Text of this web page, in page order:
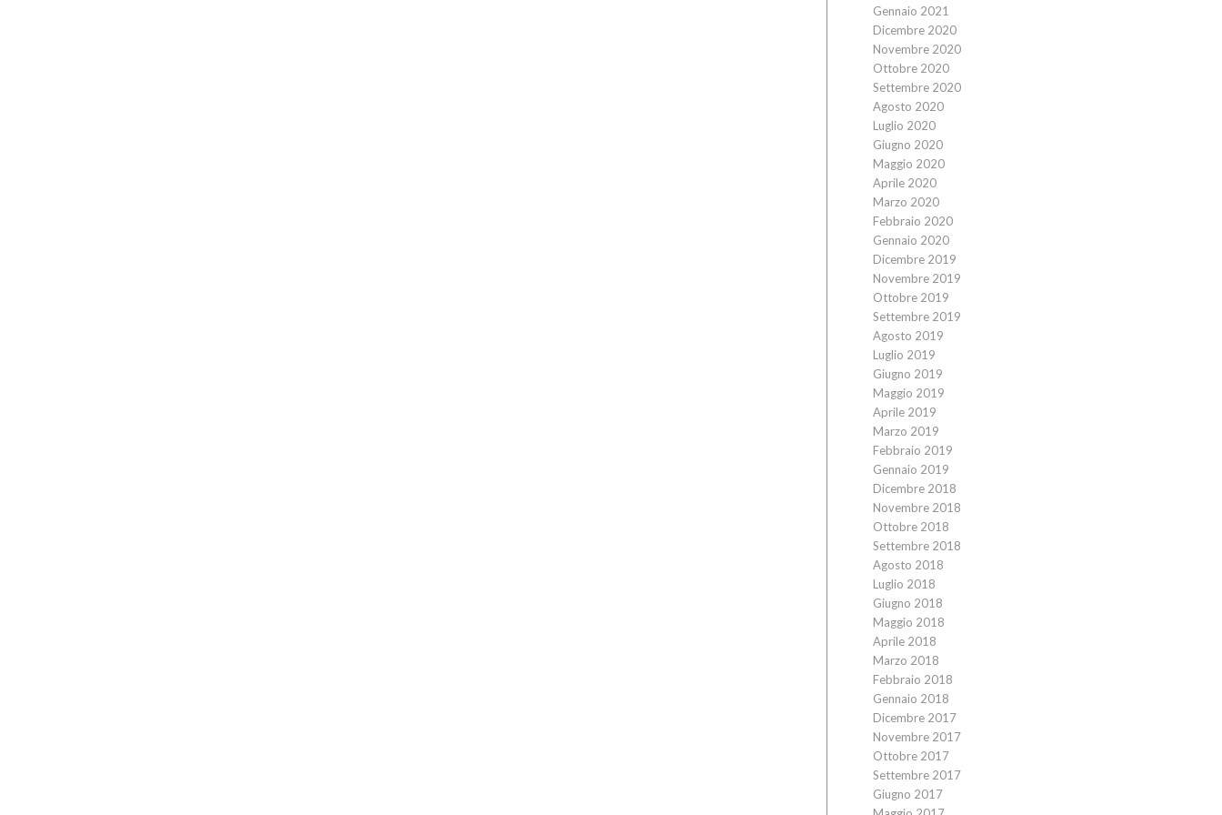
Gennaio 2021
Dicembre 2020
Novembre 2020
Ottobre 2020
Settembre 2020
Agosto 2020
Luglio 2020
Giugno 2020
Maggio 2020
Aprile 2020
Marzo 2020
Febbraio 2020
Gennaio 2020
Dicembre 2019
Novembre 2019
Ottobre 2019
Settembre 2019
Agosto 2019
Luglio 2019
Giugno 2019
Maggio 2019
Aprile 2019
Marzo 2019
Febbraio 2019
Gennaio 2019
Dicembre 2018
Novembre 2018
Ottobre 2018
Settembre 2018
Agosto 2018
Luglio 2018
Giugno 2018
Maggio 2018
Aprile 2018
Marzo 2018
Febbraio 2018
Gennaio 2018
Dicembre 2017
Novembre 2017
Ottobre 2017
Settembre 2017
Giugno 2017